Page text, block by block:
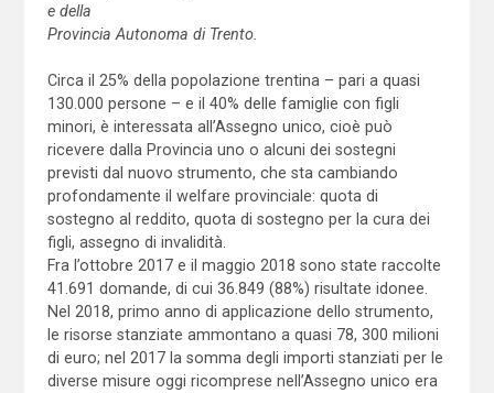
e della
Provincia Autonoma di Trento.
Circa il 25% della popolazione trentina – pari a quasi
130.000 persone – e il 40% delle famiglie con figli
minori, è interessata all’Assegno unico, cioè può
ricevere dalla Provincia uno o alcuni dei sostegni
previsti dal nuovo strumento, che sta cambiando
profondamente il welfare provinciale: quota di
sostegno al reddito, quota di sostegno per la cura dei
figli, assegno di invalidità.
Fra l’ottobre 2017 e il maggio 2018 sono state raccolte
41.691 domande, di cui 36.849 (88%) risultate idonee.
Nel 2018, primo anno di applicazione dello strumento,
le risorse stanziate ammontano a quasi 78, 300 milioni
di euro; nel 2017 la somma degli importi stanziati per le
diverse misure oggi ricomprese nell’Assegno unico era